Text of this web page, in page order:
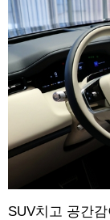
SUV치고 공간